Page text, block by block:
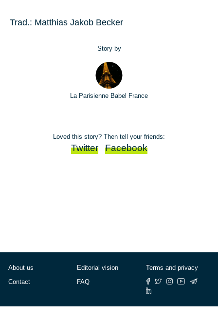
Trad.: Matthias Jakob Becker
Story by
La Parisienne Babel France
Loved this story? Then tell your friends:
Twitter Facebook
About us
Contact
Editorial vision
FAQ
Terms and privacy